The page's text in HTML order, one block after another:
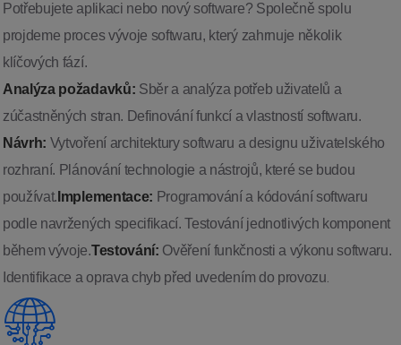
Potřebujete aplikaci nebo nový software? Společně spolu
projdeme proces vývoje softwaru, který zahrnuje několik
klíčových fází.
Analýza požadavků: Sběr a analýza potřeb uživatelů a
zúčastněných stran. Definování funkcí a vlastností softwaru.
Návrh: Vytvoření architektury softwaru a designu uživatelského
rozhraní. Plánování technologie a nástrojů, které se budou
používat. Implementace: Programování a kódování softwaru
podle navržených specifikací. Testování jednotlivých komponent
během vývoje.Testování: Ověření funkčnosti a výkonu softwaru.
Identifikace a oprava chyb před uvedením do provozu.